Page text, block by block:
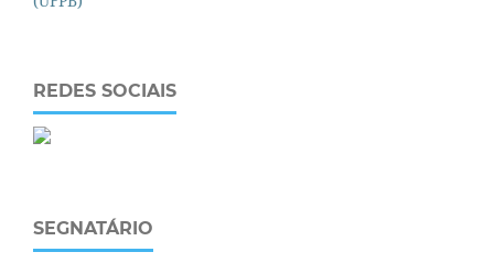
REDES SOCIAIS
SEGNATÁRIO